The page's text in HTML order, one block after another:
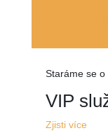
Staráme se o
VIP
Zjisti více